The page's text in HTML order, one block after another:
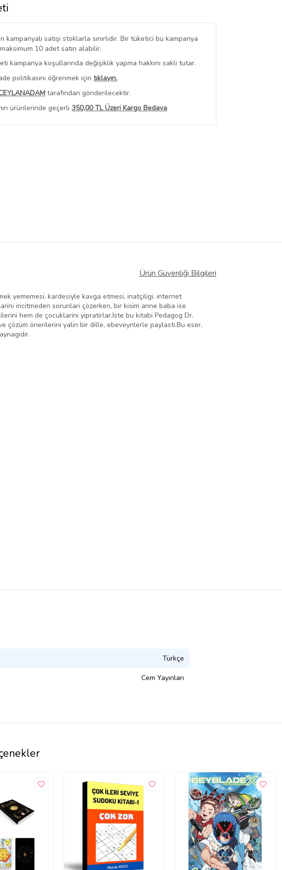
kampanyalı satışı stoklarla sınırlıdır. Bir tüketici bu kampanya
10 adet satın alabilir.
kampanya koşullarında değişiklik yapma hakkını saklı tutar.
politikasını öğrenmek için tıklayın.
tarafından gönderilecektir.
ürünlerinde geçerli 350,00 TL Üzeri Kargo Bedava
Tüm Ürünlerini Görüntüle
Ürün Güvenliği Bilgileri
yememesi, kardesiyle kavga etmesi, inatçiligi, internet
incitmeden sorunlari çözerken, bir kisim anne baba ise
hem de çocuklarini yipratirlar.Iste bu kitabi Pedagog Dr.
çözüm önerilerini yalin bir dille, ebeveynlerle paylasti.Bu eser,
Türkçe
Cem Yayınları